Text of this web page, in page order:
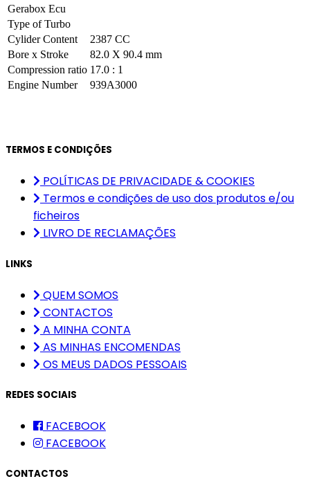
Gerabox Ecu
Type of Turbo
Cylider Content
2387 CC
Bore x Stroke
82.0 X 90.4 mm
Compression ratio 17.0 : 1
Engine Number
939A3000
TERMOS E CONDIÇÕES
POLÍTICAS DE PRIVACIDADE & COOKIES
Termos e condições de uso dos produtos e/ou
ficheiros
LIVRO DE RECLAMAÇÕES
LINKS
QUEM SOMOS
CONTACTOS
A MINHA CONTA
AS MINHAS ENCOMENDAS
OS MEUS DADOS PESSOAIS
REDES SOCIAIS
FACEBOOK
FACEBOOK
CONTACTOS